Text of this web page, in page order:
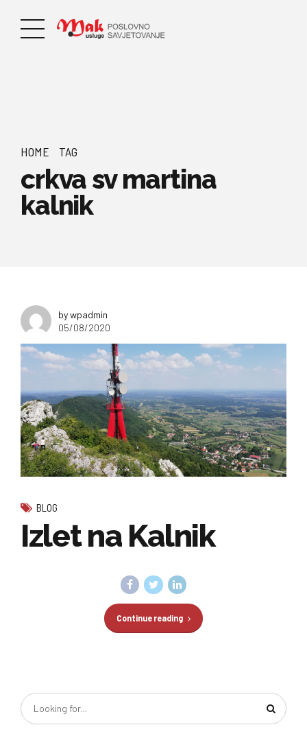
HOME TAG
crkva sv martina
kalnik
by wpadmin
05/08/2020
BLOG
Izlet na Kalnik
Continue reading